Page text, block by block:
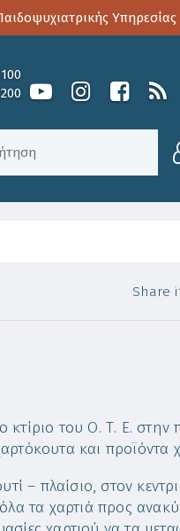
Υπηρεσίας
Share
του Ο. Τ. Ε. στην
και προϊόντα
– πλαίσιο, στον
τα χαρτιά προς